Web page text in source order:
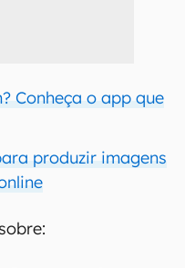
Conheça o app que
produzir imagens